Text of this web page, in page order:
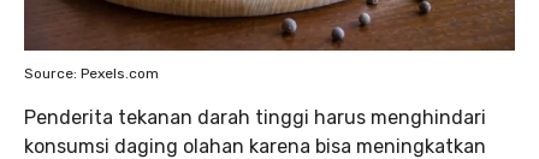
Source: Pexels.com
Penderita tekanan darah tinggi harus menghindari
konsumsi daging olahan karena bisa meningkatkan